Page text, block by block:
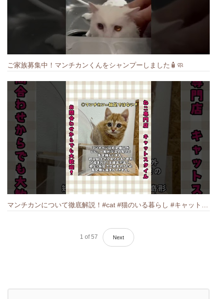
ご家族募集中！マンチカンくんをシャンプーしました🧴🧼
1 of 57 Next